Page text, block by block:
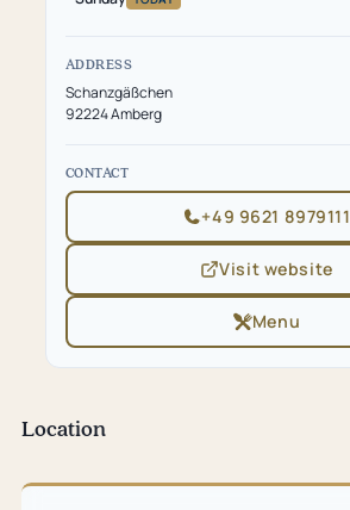
ADDRESS
Schanzgäßchen
92224 Amberg
CONTACT
+49 9621 8979111
Visit website
(opens
in
new
tab)
Menu
(opens
in
Location
Skip